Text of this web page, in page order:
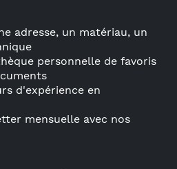
adresse, un matériau, un
personnelle de favoris
d'expérience en
mensuelle avec nos